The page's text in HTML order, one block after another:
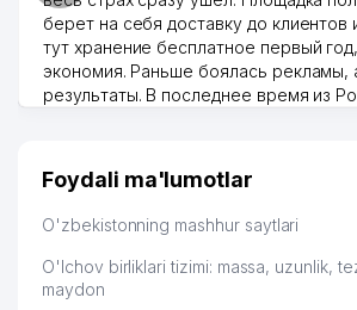
48 AGRO PROM STROY PERLIT
49 SARUS BIZNES SERVIS MChJ
TOSHKENT SHAHRI TASHKILOT
BYUROSI
52
XONADON VA TASHKILOT
TELEFONLAR XAQIDA MA'LUMOT
берет на себя доставку до
тут хранение бесплатное первый
экономия. Раньше боялась рекламы,
результаты. В последнее время из
дальше развиваюсь потихоньку😊
Hamida 03.08.2026 12:45:39
Foydali ma'lumotlar
O'zbekistonning mashhur saytlari
O'lchov birliklari tizimi: massa, uzunlik,
maydon